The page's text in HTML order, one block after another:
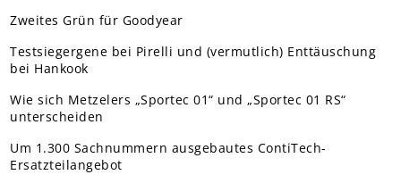
Zweites Grün für Goodyear
Testsiegergene bei Pirelli und (vermutlich) Enttäuschung
bei Hankook
Wie sich Metzelers „Sportec 01“ und „Sportec 01 RS“
unterscheiden
Um 1.300 Sachnummern ausgebautes ContiTech-
Ersatzteilangebot